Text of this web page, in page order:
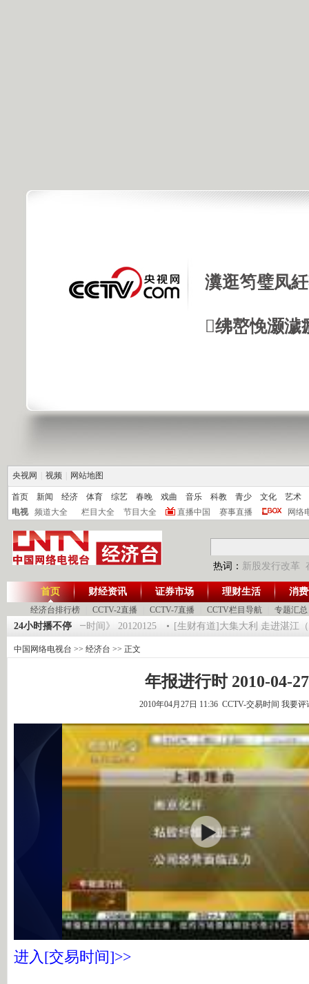
瀵逛笉璧凤
绋嶅悗灏
央视网 视频 网站地图
首页 新闻 经济 体育 综艺 春晚 戏曲 音乐 科教 青少 文化
艺术
电视
频道大全 栏目大全 节目大全 直播中国 赛事直播 网络
热词： 新股发行改革
首页
经济台排行榜 CCTV-2直播 CCTV-7直播 CCTV栏目导航 专题汇总
财经资讯 证券市场 理财生活 消
24小时播不停
师 5 《第一时间》 20120125 [生财有道]大集大利 走进湛江（
中国网络电视台 >> 经济台 >> 正文
年报进行时 2010-04-27
2010年04月27日 11:36 CCTV-交易时间 我要评
进入[交易时间]>>